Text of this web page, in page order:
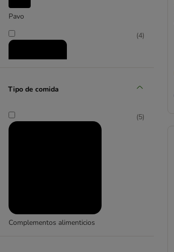
Pavo
(4)
Tipo de comida
Complementos alimenticios
(5)